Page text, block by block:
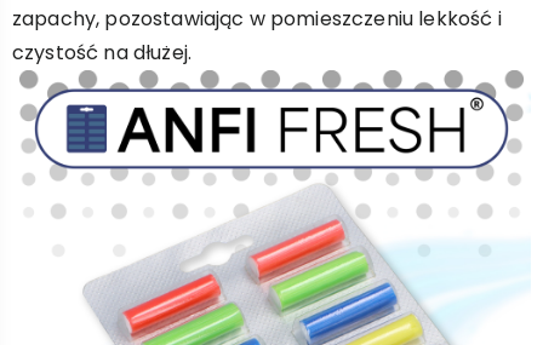
zapachy, pozostawiając w pomieszczeniu lekkość i
czystość na dłużej.